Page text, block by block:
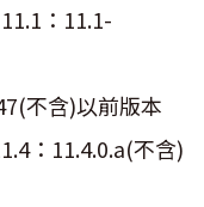
：11.1-
不含)以前版本
：11.4.0.a(不含)